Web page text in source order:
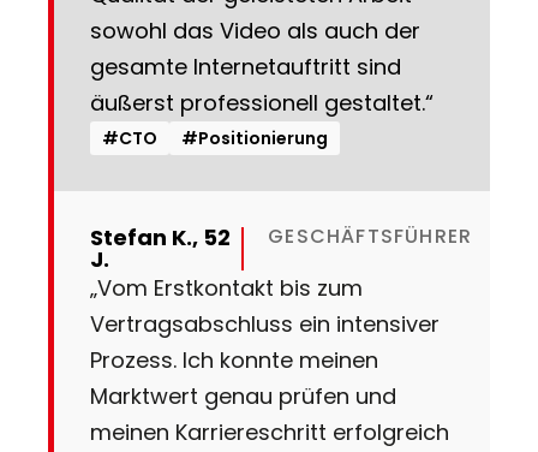
sowohl das Video als auch der
gesamte Internetauftritt sind
äußerst professionell gestaltet.“
#CTO #Positionierung
Stefan K., 52
J.
GESCHÄFTSFÜHRER
„Vom Erstkontakt bis zum
Vertragsabschluss ein intensiver
Prozess. Ich konnte meinen
Marktwert genau prüfen und
meinen Karriereschritt erfolgreich